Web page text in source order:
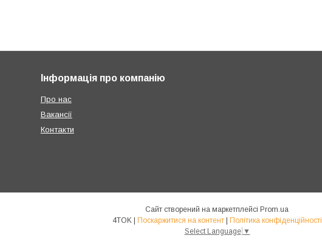
Інформація про компанію
Про нас
Вакансії
Контакти
Сайт створений на маркетплейсі Prom.ua
4TOK | Поскаржитися на контент | Політика конфіденційності
Select Language ▼